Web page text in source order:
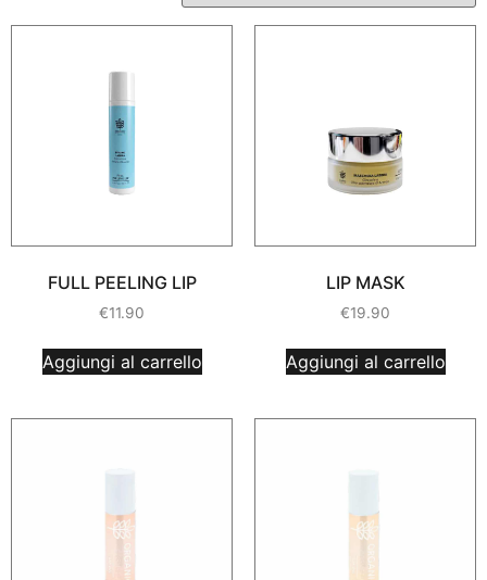
FULL PEELING LIP
€11.90
Aggiungi al carrello
LIP MASK
€19.90
Aggiungi al carrello